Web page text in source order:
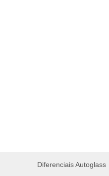
Diferenciais Autoglass